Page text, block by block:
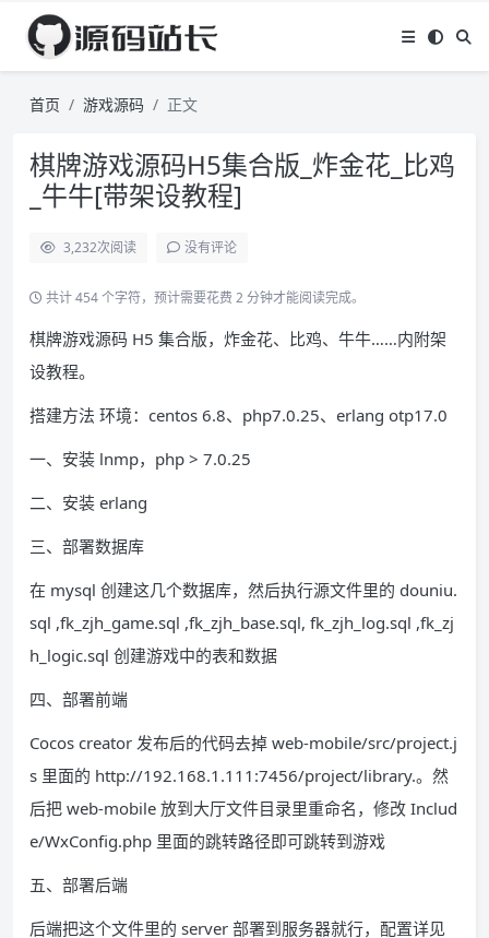
首页 游戏源码 正文
棋牌游戏源码H5集合版_炸金花_比鸡
_牛牛[带架设教程]
3,232次阅读 没有评论
共计 454 个字符，预计需要花费 2 分钟才能阅读完成。
棋牌游戏源码 H5 集合版，炸金花、比鸡、牛牛……内附架
设教程。
搭建方法 环境：centos 6.8、php7.0.25、erlang otp17.0
一、安装 lnmp，php > 7.0.25
二、安装 erlang
三、部署数据库
在 mysql 创建这几个数据库，然后执行源文件里的 douniu.
sql ,fk_zjh_game.sql ,fk_zjh_base.sql, fk_zjh_log.sql ,fk_zj
h_logic.sql 创建游戏中的表和数据
四、部署前端
Cocos creator 发布后的代码去掉 web-mobile/src/project.j
s 里面的 http://192.168.1.111:7456/project/library.。然
后把 web-mobile 放到大厅文件目录里重命名，修改 Includ
e/WxConfig.php 里面的跳转路径即可跳转到游戏
五、部署后端
后端把这个文件里的 server 部署到服务器就行，配置详见